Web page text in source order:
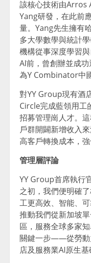
該核心技術由Arros
Yang研發，在此前
量。Yang先生擁有
多大學數學與統計
機構從事深度學習
AI前，曾創辦並成
為Y Combinator中
對YY Group現有酒
Circle完成藍領用工
招募管理崗人才。
戶群開闢新增收入
高客戶轉換成本，強
管理層評論
YY Group首席執行
之初，我們便明確
工更高效、智能、
推動我們從新加坡
區，服務全球多家
關鍵一步——從勞動
店及服務業AI原生基